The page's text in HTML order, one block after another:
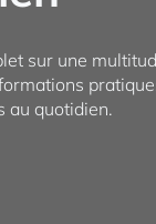
sur une
au quotidien.